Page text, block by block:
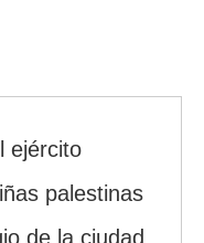
ejército
palestinas
de la ciudad